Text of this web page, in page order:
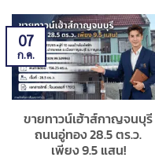
ขายทาวน์เฮ้าส์กาญจนบุรี
ถนนอู่ทอง 28.5 ตร.ว.
เพียง 9.5 แสน!
07
ก.ค.